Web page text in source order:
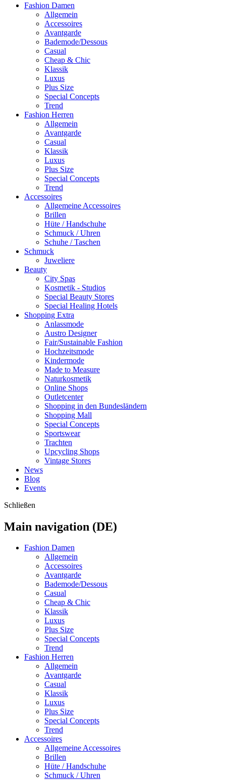
Fashion Damen
Allgemein
Accessoires
Avantgarde
Bademode/Dessous
Casual
Cheap & Chic
Klassik
Luxus
Plus Size
Special Concepts
Trend
Fashion Herren
Allgemein
Avantgarde
Casual
Klassik
Luxus
Plus Size
Special Concepts
Trend
Accessoires
Allgemeine Accessoires
Brillen
Hüte / Handschuhe
Schmuck / Uhren
Schuhe / Taschen
Schmuck
Juweliere
Beauty
City Spas
Kosmetik - Studios
Special Beauty Stores
Special Healing Hotels
Shopping Extra
Anlassmode
Austro Designer
Fair/Sustainable Fashion
Hochzeitsmode
Kindermode
Made to Measure
Naturkosmetik
Online Shops
Outletcenter
Shopping in den Bundesländern
Shopping Mall
Special Concepts
Sportswear
Trachten
Upcycling Shops
Vintage Stores
News
Blog
Events
Schließen
Main navigation (DE)
Fashion Damen
Allgemein
Accessoires
Avantgarde
Bademode/Dessous
Casual
Cheap & Chic
Klassik
Luxus
Plus Size
Special Concepts
Trend
Fashion Herren
Allgemein
Avantgarde
Casual
Klassik
Luxus
Plus Size
Special Concepts
Trend
Accessoires
Allgemeine Accessoires
Brillen
Hüte / Handschuhe
Schmuck / Uhren